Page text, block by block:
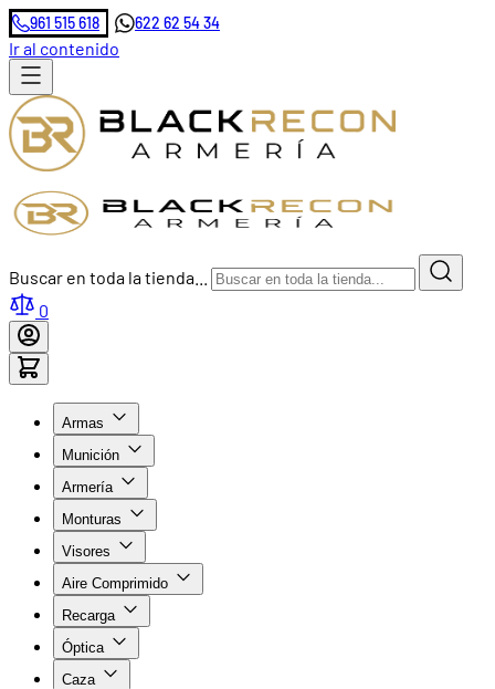
961 515 618 622 62 54 34
Ir al contenido
Buscar en toda la tienda...
0
Armas
Munición
Armería
Monturas
Visores
Aire Comprimido
Recarga
Óptica
Caza